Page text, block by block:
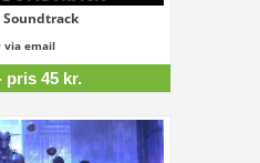
via email
pris 45 kr.